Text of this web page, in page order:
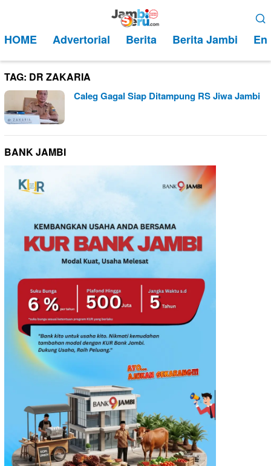
kontenMobile
HOME Advertorial Berita Berita Jambi
TAG: DR ZAKARIA
Caleg Gagal Siap Ditampung RS Jiwa Jambi
BANK JAMBI